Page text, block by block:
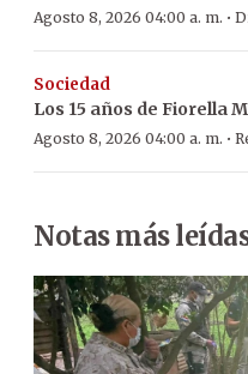
Agosto 8, 2026 04:00 a. m. ·
Sociedad
Los 15 años de Fiorella
Agosto 8, 2026 04:00 a. m. ·
Notas más